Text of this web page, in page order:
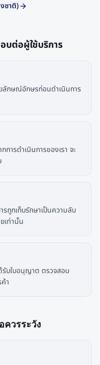
ชาติ)
บต่อผู้ใช้บริการ
ยลักษณ์อักษรก่อนดำเนินการ
ารดำเนินการของเรา จะ
ถูกเก็บรักษาเป็นความลับ
เท่านั้น
รับใบอนุญาต ตรวจสอบ
า
ควรระวัง